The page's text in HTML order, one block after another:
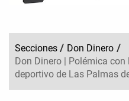
Secciones / Don Dinero /
Don Dinero | Polémica
deportivo de Las Palmas